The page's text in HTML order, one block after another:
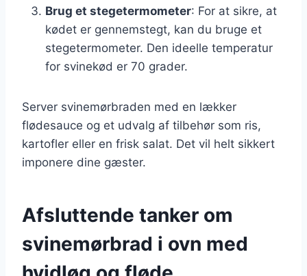
Brug et stegetermometer: For at sikre, at
kødet er gennemstegt, kan du bruge et
stegetermometer. Den ideelle temperatur
for svinekød er 70 grader.
Server svinemørbraden med en lækker
flødesauce og et udvalg af tilbehør som ris,
kartofler eller en frisk salat. Det vil helt sikkert
imponere dine gæster.
Afsluttende tanker om
svinemørbrad i ovn med